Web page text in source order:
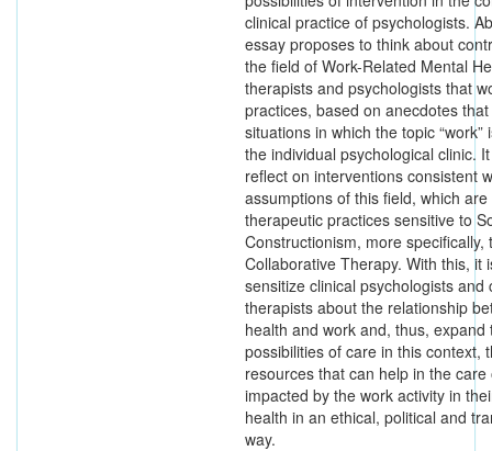
clinical practice of psychologists.
essay proposes to think about
the field of Work-Related Mental
therapists and psychologists that
practices, based on anecdotes
situations in which the topic “work”
the individual psychological clinic.
reflect on interventions consistent
assumptions of this field, which
therapeutic practices sensitive to
Constructionism, more specifically,
Collaborative Therapy. With this, it
sensitize clinical psychologists and
therapists about the relationship
health and work and, thus, expand
possibilities of care in this context,
resources that can help in the care
impacted by the work activity in
health in an ethical, political and
way.